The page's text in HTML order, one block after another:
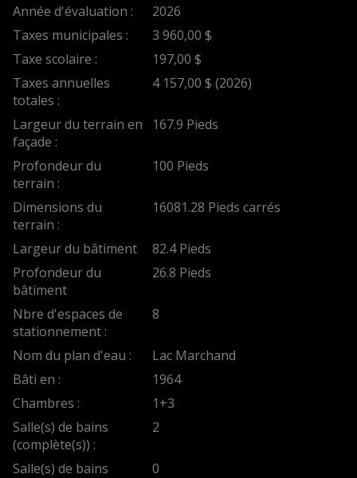
Année d'évaluation :
2026
Taxes municipales :
3 960,00 $
Taxe scolaire :
197,00 $
Taxes annuelles
totales :
4 157,00 $ (2026)
Largeur du terrain en
façade :
167.9 Pieds
Profondeur du
terrain :
100 Pieds
Dimensions du
terrain :
16081.28 Pieds carrés
Largeur du bâtiment
82.4 Pieds
Profondeur du
bâtiment
26.8 Pieds
Nbre d'espaces de
stationnement :
8
Nom du plan d'eau :
Lac Marchand
Bâti en :
1964
Chambres :
1+3
Salle(s) de bains
(complète(s)) :
2
Salle(s) de bains
0